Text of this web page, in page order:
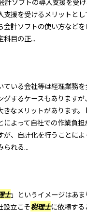
支援を受けるメリットと
会計ソフトの使い方など
科目の正...
ている会社等は経理業務を
グするケースもあります
きなメリットがあります
によって自社での作業負
が、自計化を行うことに
られる...
士」というイメージはあ
設立こそ税理士に依頼する